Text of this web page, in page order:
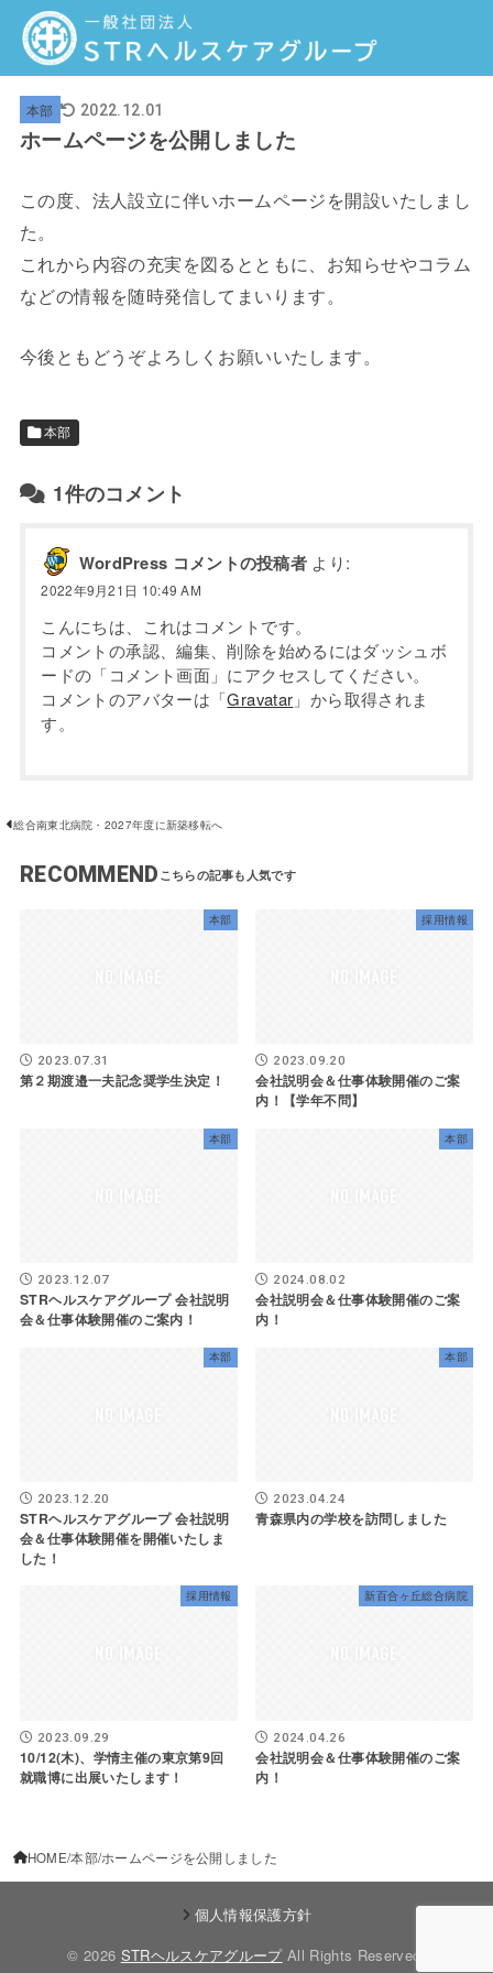
本部 2022.12.01
ホームページを公開しました
この度、法人設立に伴いホームページを開設いたしまし
た。
これから内容の充実を図るとともに、お知らせやコラム
などの情報を随時発信してまいります。
今後ともどうぞよろしくお願いいたします。
本部
1件のコメント
WordPress コメントの投稿者 より:
2022年9月21日 10:49 AM
こんにちは、これはコメントです。
コメントの承認、編集、削除を始めるにはダッシュボ
ードの「コメント画面」にアクセスしてください。
コメントのアバターは「Gravatar 」から取得されま
す。
総合南東北病院・2027年度に新築移転へ
RECOMMEND
本部
2023.07.31
第２期渡邉一夫記念奨学生決定！
採用情報
2023.09.20
会社説明会＆仕事体験開催のご案
内！【学年不問】
本部
2023.12.07
STRヘルスケアグループ 会社説明
会＆仕事体験開催のご案内！
本部
2024.08.02
会社説明会＆仕事体験開催のご案
内！
本部
2023.12.20
STRヘルスケアグループ 会社説明
会＆仕事体験開催を開催いたしま
した！
本部
2023.04.24
青森県内の学校を訪問しました
採用情報
2023.09.29
10/12(木)、学情主催の東京第9回
就職博に出展いたします！
新百合ヶ丘総合病院
2024.04.26
会社説明会＆仕事体験開催のご案
内！
HOME 本部 ホームページを公開しました
個人情報保護方針
© 2026 STRヘルスケアグループAll Rights Reserved.